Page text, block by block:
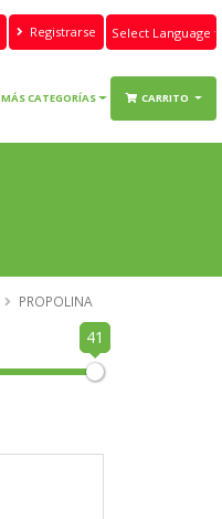
Registrarse
Translate
MÁS CATEGORÍAS CARRITO
PROPOLINA
41